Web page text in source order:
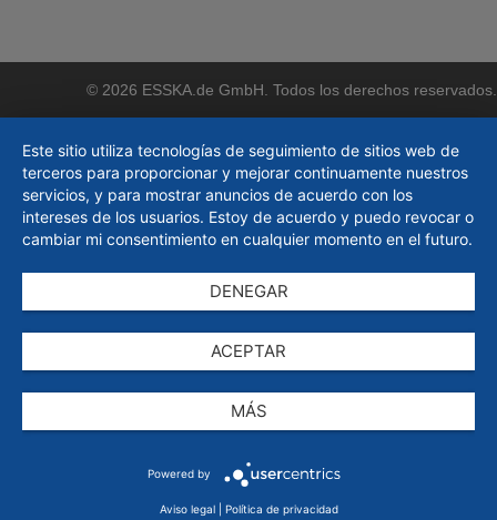
© 2026 ESSKA.de GmbH. Todos los derechos reservados.
Este sitio utiliza tecnologías de seguimiento de sitios web de
terceros para proporcionar y mejorar continuamente nuestros
servicios, y para mostrar anuncios de acuerdo con los
intereses de los usuarios. Estoy de acuerdo y puedo revocar o
cambiar mi consentimiento en cualquier momento en el futuro.
DENEGAR
ACEPTAR
MÁS
Powered by
Aviso legal Política de privacidad